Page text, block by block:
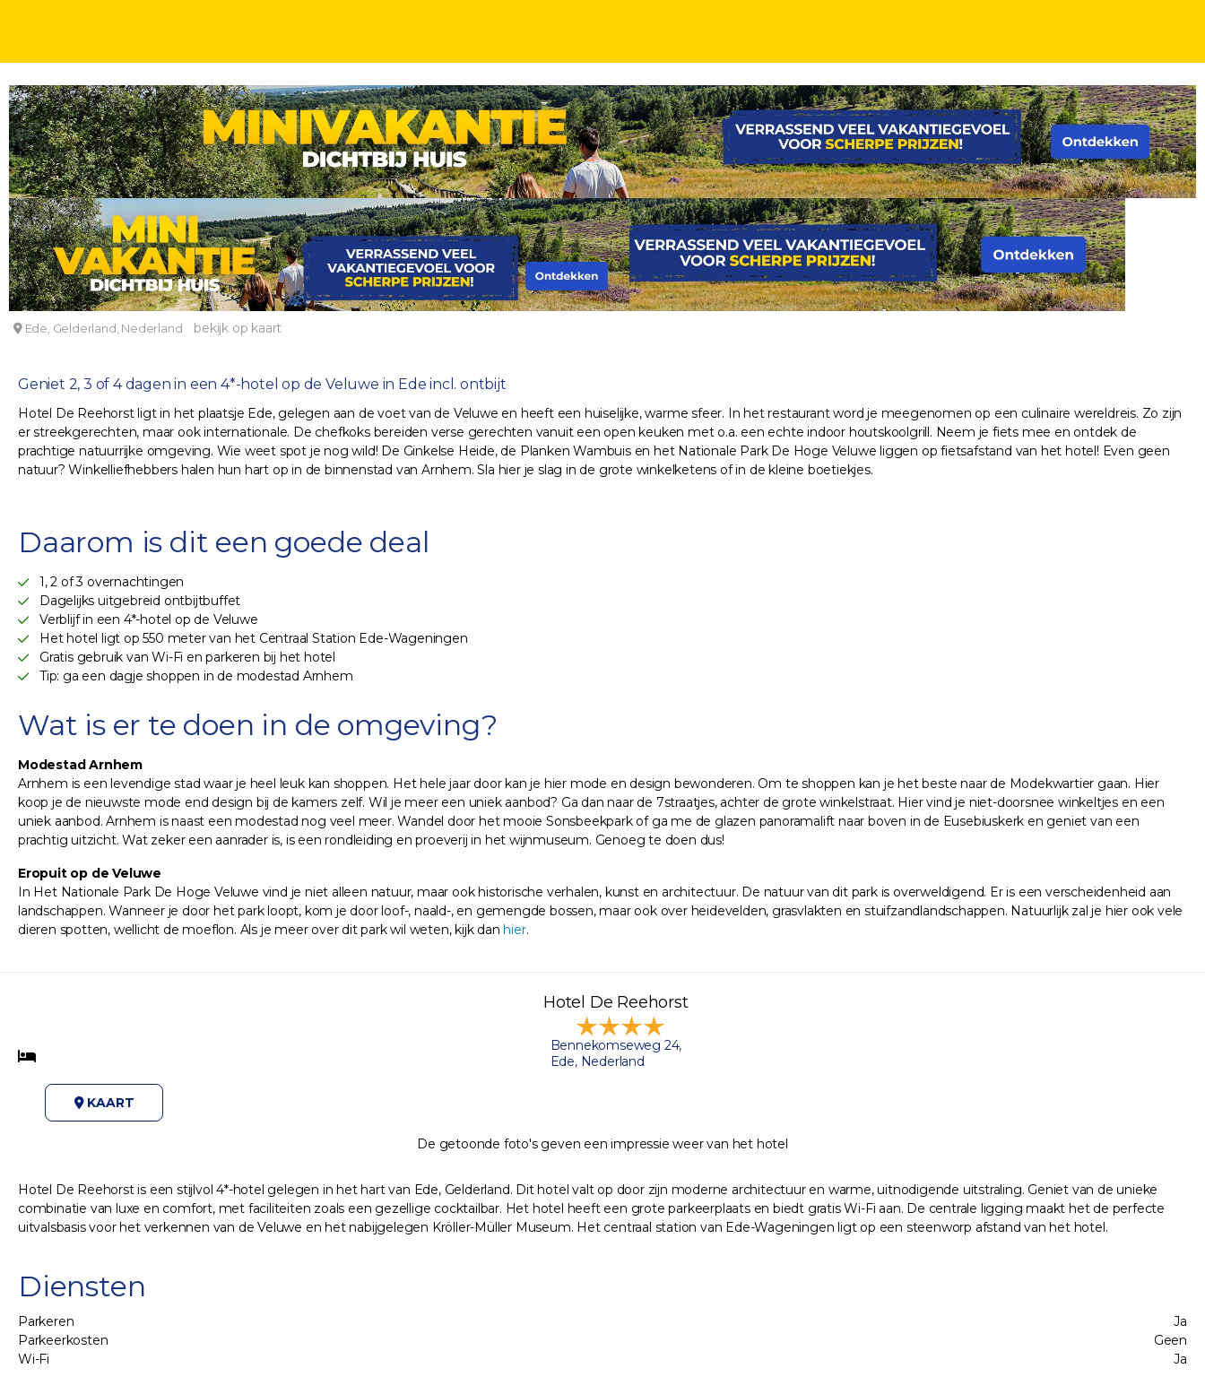
VELUWE 2, 3 OF 4 DAGEN INCL. ONTBIJT KINDERKORTING
Luxe 4*-hotel in Ede op de Veluwe incl. ontbijt
Hotel De Reehorst
Ede, Gelderland, Nederland bekijk op kaart
Geniet 2, 3 of 4 dagen in een 4*-hotel op de Veluwe in Ede incl. ontbijt
Hotel De Reehorst ligt in het plaatsje Ede, gelegen aan de voet van de Veluwe en heeft een huiselijke, warme sfeer. In het restaurant word je meegenomen op een culinaire wereldreis. Zo zijn
er streekgerechten, maar ook internationale. De chefkoks bereiden verse gerechten vanuit een open keuken met o.a. een echte indoor houtskoolgrill. Neem je fiets mee en ontdek de
prachtige natuurrijke omgeving. Wie weet spot je nog wild! De Ginkelse Heide, de Planken Wambuis en het Nationale Park De Hoge Veluwe liggen op fietsafstand van het hotel! Even geen
natuur? Winkelliefhebbers halen hun hart op in de binnenstad van Arnhem. Sla hier je slag in de grote winkelketens of in de kleine boetiekjes.
Daarom is dit een goede deal
1, 2 of 3 overnachtingen
Dagelijks uitgebreid ontbijtbuffet
Verblijf in een 4*-hotel op de Veluwe
Het hotel ligt op 550 meter van het Centraal Station Ede-Wageningen
Gratis gebruik van Wi-Fi en parkeren bij het hotel
Tip: ga een dagje shoppen in de modestad Arnhem
Wat is er te doen in de omgeving?
Modestad Arnhem
Arnhem is een levendige stad waar je heel leuk kan shoppen. Het hele jaar door kan je hier mode en design bewonderen. Om te shoppen kan je het beste naar de Modekwartier gaan. Hier
koop je de nieuwste mode end design bij de kamers zelf. Wil je meer een uniek aanbod? Ga dan naar de 7straatjes, achter de grote winkelstraat. Hier vind je niet-doorsnee winkeltjes en een
uniek aanbod. Arnhem is naast een modestad nog veel meer. Wandel door het mooie Sonsbeekpark of ga me de glazen panoramalift naar boven in de Eusebiuskerk en geniet van een
prachtig uitzicht. Wat zeker een aanrader is, is een rondleiding en proeverij in het wijnmuseum. Genoeg te doen dus!
Eropuit op de Veluwe
In Het Nationale Park De Hoge Veluwe vind je niet alleen natuur, maar ook historische verhalen, kunst en architectuur. De natuur van dit park is overweldigend. Er is een verscheidenheid aan
landschappen. Wanneer je door het park loopt, kom je door loof-, naald-, en gemengde bossen, maar ook over heidevelden, grasvlakten en stuifzandlandschappen. Natuurlijk zal je hier ook vele
dieren spotten, wellicht de moeflon. Als je meer over dit park wil weten, kijk danhier.
Hotel De Reehorst
Bennekomseweg 24,
Ede, Nederland
KAART
De getoonde foto's geven een impressie weer van het hotel
Hotel De Reehorst is een stijlvol 4*-hotel gelegen in het hart van Ede, Gelderland. Dit hotel valt op door zijn moderne architectuur en warme, uitnodigende uitstraling. Geniet van de unieke
combinatie van luxe en comfort, met faciliteiten zoals een gezellige cocktailbar. Het hotel heeft een grote parkeerplaats en biedt gratis Wi-Fi aan. De centrale ligging maakt het de perfecte
uitvalsbasis voor het verkennen van de Veluwe en het nabijgelegen Kröller-Müller Museum. Het centraal station van Ede-Wageningen ligt op een steenworp afstand van het hotel.
Diensten
Parkeren
Ja
Parkeerkosten
Geen
Wi-Fi
Ja